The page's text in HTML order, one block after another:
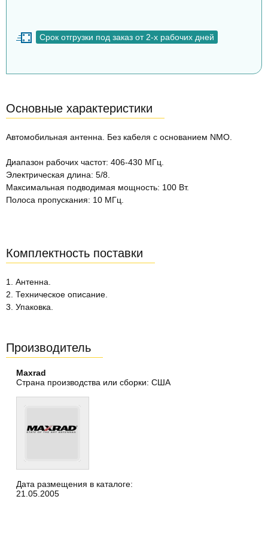
Срок отгрузки под заказ от 2-х рабочих дней
Основные характеристики
Автомобильная антенна. Без кабеля с основанием NMO.
Диапазон рабочих частот: 406-430 МГц.
Электрическая длина: 5/8.
Максимальная подводимая мощность: 100 Вт.
Полоса пропускания: 10 МГц.
Комплектность поставки
1. Антенна.
2. Техническое описание.
3. Упаковка.
Производитель
Maxrad
Страна производства или сборки: США
Дата размещения в каталоге:
21.05.2005